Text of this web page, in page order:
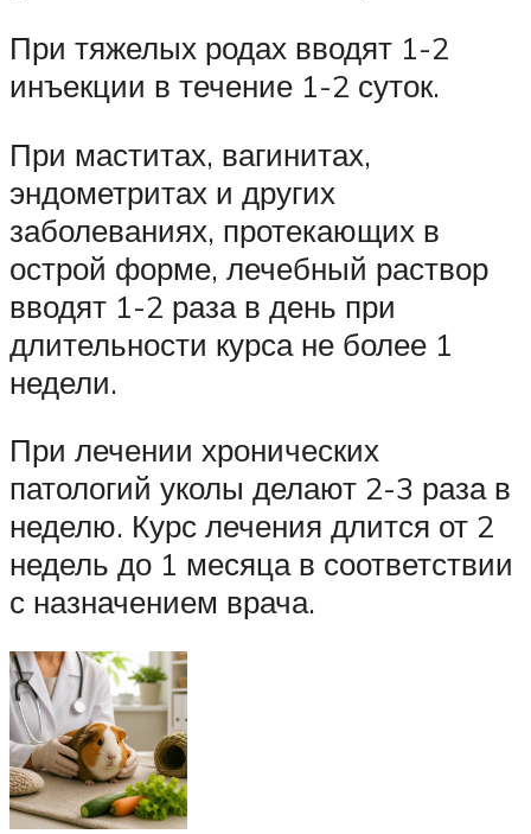
При тяжелых родах вводят 1-2
инъекции в течение 1-2 суток.
При маститах, вагинитах,
эндометритах и других
заболеваниях, протекающих в
острой форме, лечебный раствор
вводят 1-2 раза в день при
длительности курса не более 1
недели.
При лечении хронических
патологий уколы делают 2-3 раза в
неделю. Курс лечения длится от 2
недель до 1 месяца в соответствии
с назначением врача.